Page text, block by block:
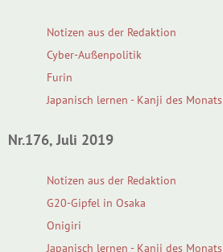
Notizen aus der Redaktion
Cyber-Außenpolitik
Furin
Japanisch lernen - Kanji des Monats
Nr.176, Juli 2019
Notizen aus der Redaktion
G20-Gipfel in Osaka
Onigiri
Japanisch lernen - Kanji des Monats